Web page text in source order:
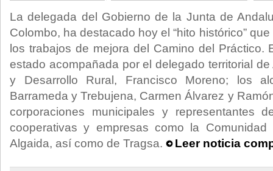
La delegada del Gobierno de la Junta de
Colombo, ha destacado hoy el “hito histórico”
los trabajos de mejora del Camino del
estado acompañada por el delegado territorial
y Desarrollo Rural, Francisco Moreno; los
Barrameda y Trebujena, Carmen Álvarez y
corporaciones municipales y representantes
cooperativas y empresas como la
Algaida, así como de Tragsa.
Leer noticia